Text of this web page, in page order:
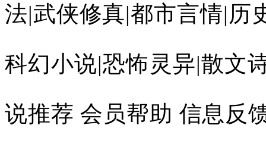
法|武侠修真|都市言情|历
科幻小说|恐怖灵异|散文
说推荐 会员帮助 信息反